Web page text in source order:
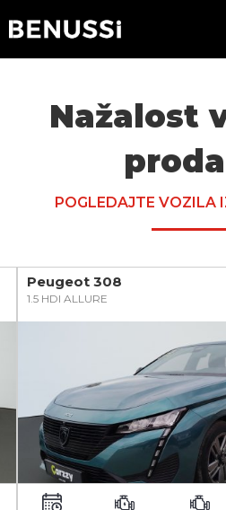
Nažalost
POGLEDAJTE VOZILA
Peugeot 308
1.5 HDI ALLURE